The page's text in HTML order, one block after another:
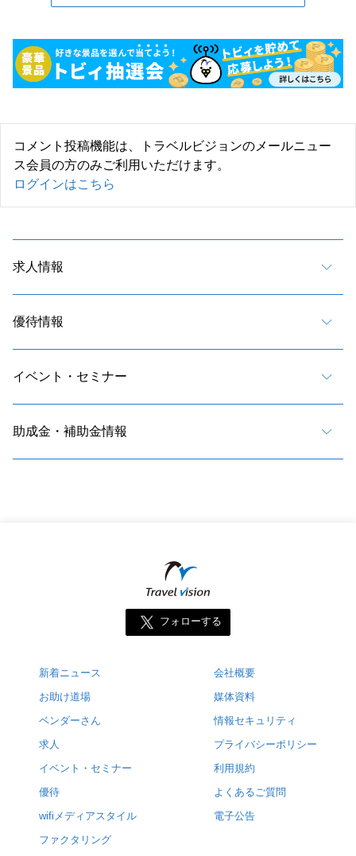
コメント投稿機能は、トラベルビジョンのメールニュー
ス会員の方のみご利用いただけます。
ログインはこちら
求人情報
優待情報
イベント・セミナー
助成金・補助金情報
フォローする
新着ニュース
お助け道場
ベンダーさん
求人
イベント・セミナー
優待
wifiメディアスタイル
ファクタリング
会社概要
媒体資料
情報セキュリティ
プライバシーポリシー
利用規約
よくあるご質問
電子公告